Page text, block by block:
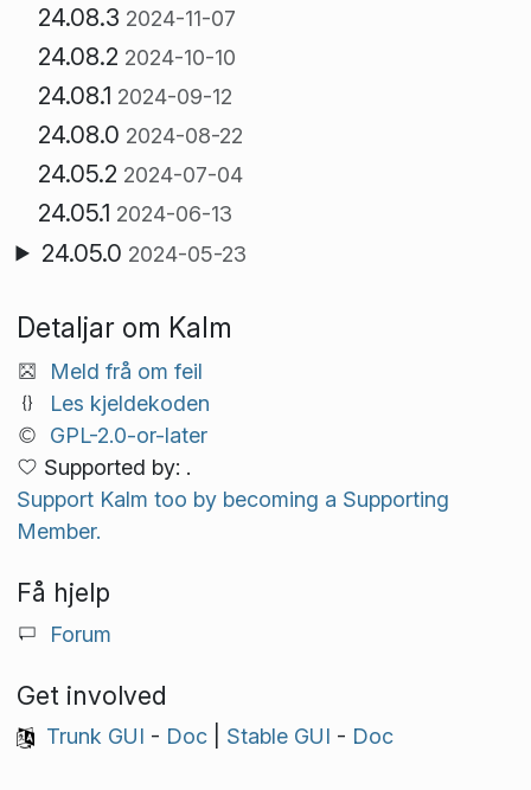
24.08.3 2024-11-07
24.08.2 2024-10-10
24.08.1 2024-09-12
24.08.0 2024-08-22
24.05.2 2024-07-04
24.05.1 2024-06-13
24.05.0 2024-05-23
Detaljar om Kalm
Meld frå om feil
Les kjeldekoden
GPL-2.0-or-later
Supported by: .
Support Kalm too by becoming a Supporting
Member.
Få hjelp
Forum
Get involved
Trunk GUI - Doc| Stable GUI - Doc